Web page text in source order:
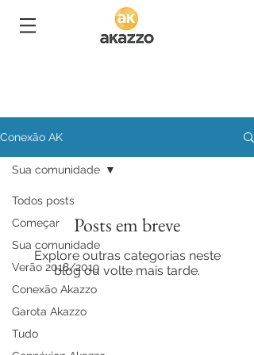
Conexão AK
Todos posts
Começar
Sua comunidade
Verão 2018/2019
Conexão Akazzo
Garota Akazzo
Tudo
Sua comunidade
Posts em breve
Explore outras categorias neste
blog ou volte mais tarde.